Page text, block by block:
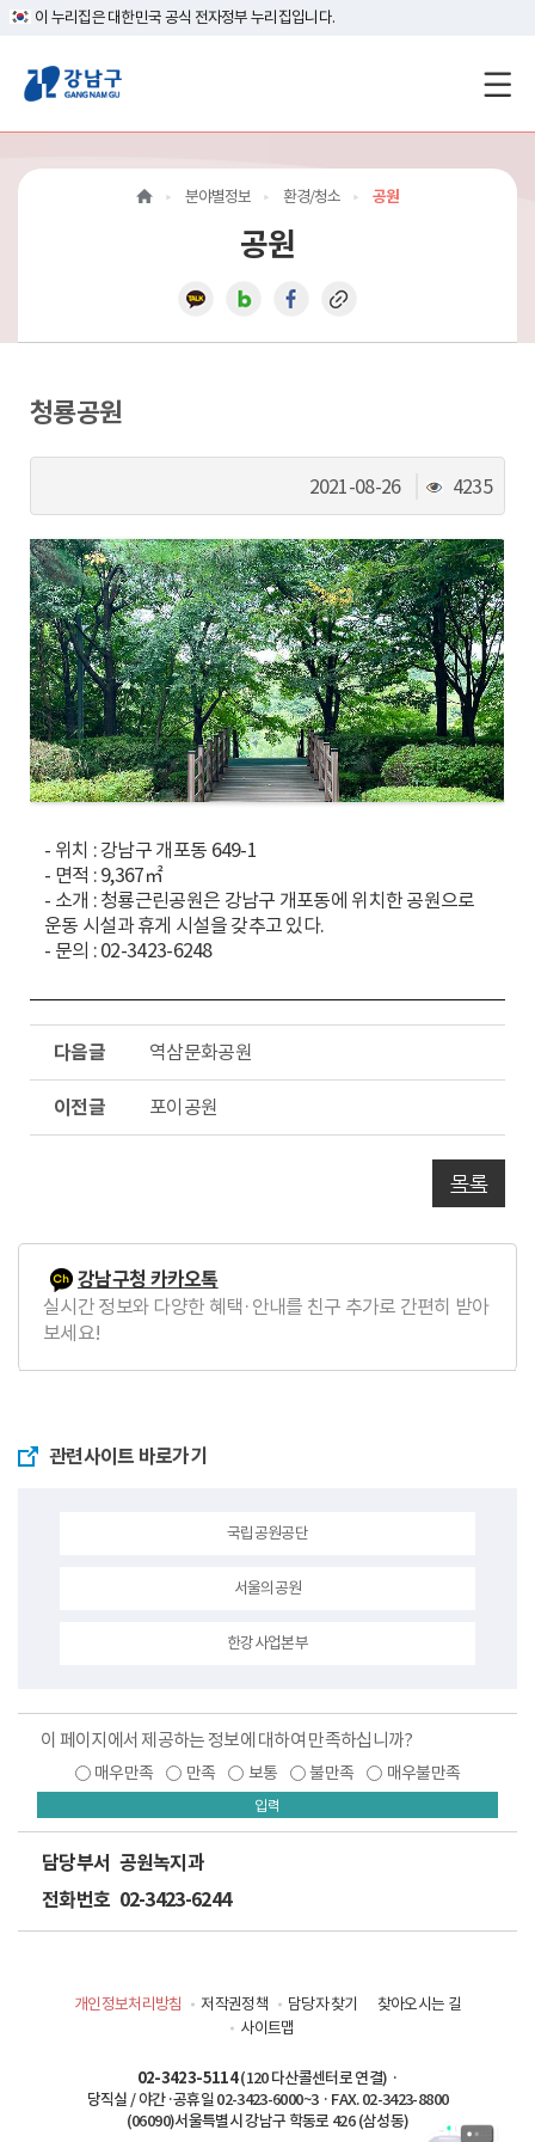
이 누리집은 대한민국 공식 전자정부 누리집입니다.
강
남
구
메
인
이
동
분야별정보 환경/청소 공원
공원
청룡공원
2021-08-26
조
회
수
4235
- 위치 : 강남구 개포동 649-1
- 면적 : 9,367㎡
- 소개 : 청룡근린공원은 강남구 개포동에 위치한 공원으로
운동 시설과 휴게 시설을 갖추고 있다.
- 문의 : 02-3423-6248
글
역삼문화공원
글
포이공원
목록
강남구청 카카오톡
실시간 정보와 다양한 혜택·안내를 친구 추가로 간편히 받아
보세요!
관련사이트 바로가기
국립공원공단
서울의공원
한강사업본부
이 페이지에서 제공하는 정보에 대하여 만족하십니까?
매우만족 만족 보통 불만족 매우불만족
입력
담당부서 공원녹지과
전화번호 02-3423-6244
개인정보처리방침 저작권정책 담당자 찾기
찾아오시는 길
사이트맵
02-3423-5114(120 다산콜센터로 연결) ·
당직실 / 야간·공휴일 02-3423-6000~3 · FAX. 02-3423-8800
(06090)서울특별시 강남구 학동로 426 (삼성동)